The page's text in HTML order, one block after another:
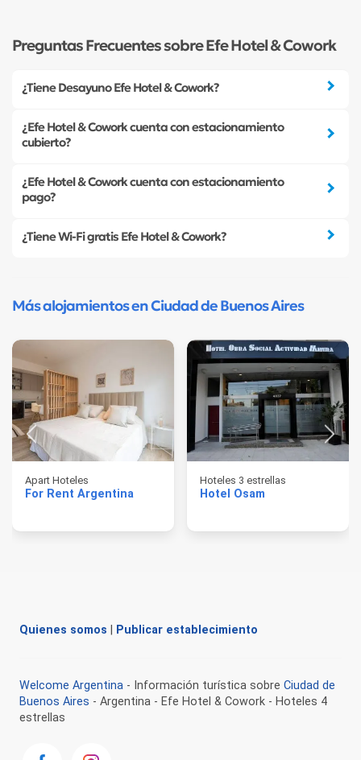
Preguntas Frecuentes sobre Efe Hotel & Cowork
¿Tiene Desayuno Efe Hotel & Cowork?
¿Efe Hotel & Cowork cuenta con estacionamiento
cubierto?
¿Efe Hotel & Cowork cuenta con estacionamiento
pago?
¿Tiene Wi-Fi gratis Efe Hotel & Cowork?
Más alojamientos en Ciudad de Buenos Aires
Apart Hoteles
For Rent Argentina
Hoteles 3 estrellas
Hotel Osam
Quienes somos Publicar establecimiento
Welcome Argentina - Información turística sobre Ciudad de
Buenos Aires - Argentina - Efe Hotel & Cowork - Hoteles 4
estrellas